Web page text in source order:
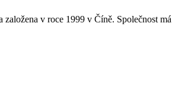
v roce 1999 v Číně. Společnost